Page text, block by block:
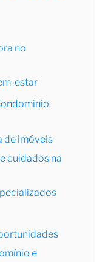
no
estar
de imóveis
cuidados na
e